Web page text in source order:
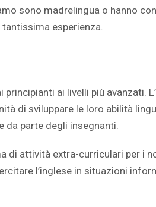
sono madrelingua o hanno
tantissima esperienza.
ai livelli più avanzati.
di sviluppare le loro abilità
parte degli insegnanti.
di attività extra-curriculari per i
l’inglese in situazioni